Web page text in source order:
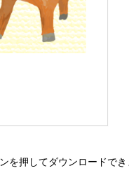
を押してダウンロードでき